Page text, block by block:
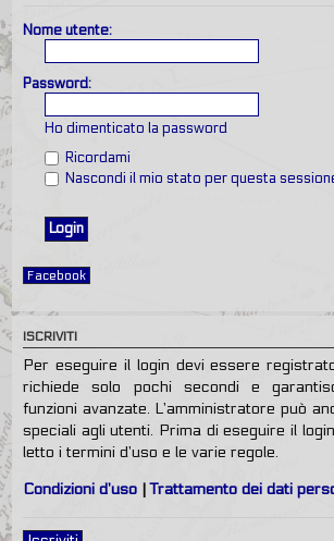
Nome utente:
Password:
Ho dimenticato la password
Ricordami
Nascondi il mio stato per questa
Facebook
ISCRIVITI
Per eseguire il login devi essere
richiede solo pochi secondi e
funzioni avanzate. L’amministratore può
speciali agli utenti. Prima di eseguire il
letto i termini d’uso e le varie regole.
Condizioni d’uso |Trattamento dei dati